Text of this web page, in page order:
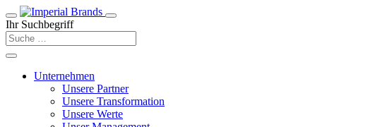
Ihr Suchbegriff
Unternehmen
Unsere Partner
Unsere Transformation
Unsere Werte